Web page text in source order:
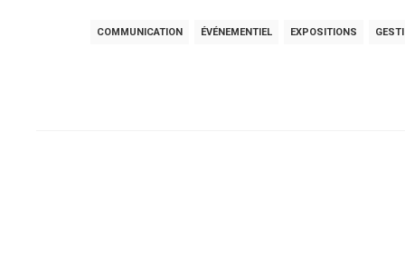
COMMUNICATION ÉVÉNEMENTIEL EXPOSITIONS